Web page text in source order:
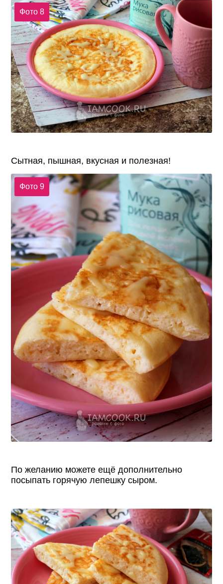
Фото 8
Сытная, пышная, вкусная и полезная!
Фото 9
По желанию можете ещё дополнительно
посыпать горячую лепешку сыром.